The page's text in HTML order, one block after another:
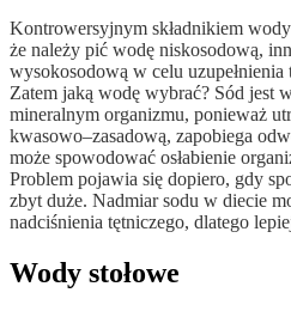
Kontrowersyjnym składnikiem
że należy pić wodę niskosodową,
wysokosodową w celu
Zatem jaką wodę wybrać? Sód jest
mineralnym organizmu, ponieważ
kwasowo–zasadową, zapobiega
może spowodować osłabienie
Problem pojawia się dopiero, gdy
zbyt duże. Nadmiar sodu w diecie
nadciśnienia tętniczego, dlatego
Wody stołowe